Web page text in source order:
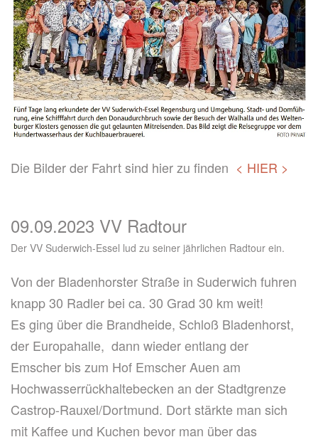
Die Bilder der Fahrt sind hier zu finden < HIER >
09.09.2023 VV Radtour
Der VV Suderwich-Essel lud zu seiner jährlichen Radtour ein.
Von der Bladenhorster Straße in Suderwich fuhren
knapp 30 Radler bei ca. 30 Grad 30 km weit!
Es ging über die Brandheide, Schloß Bladenhorst,
der Europahalle, dann wieder entlang der
Emscher bis zum Hof Emscher Auen am
Hochwasserrückhaltebecken an der Stadtgrenze
Castrop-Rauxel/Dortmund. Dort stärkte man sich
mit Kaffee und Kuchen bevor man über das